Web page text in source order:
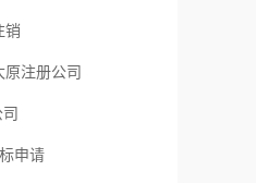
销
原注册公司
申请